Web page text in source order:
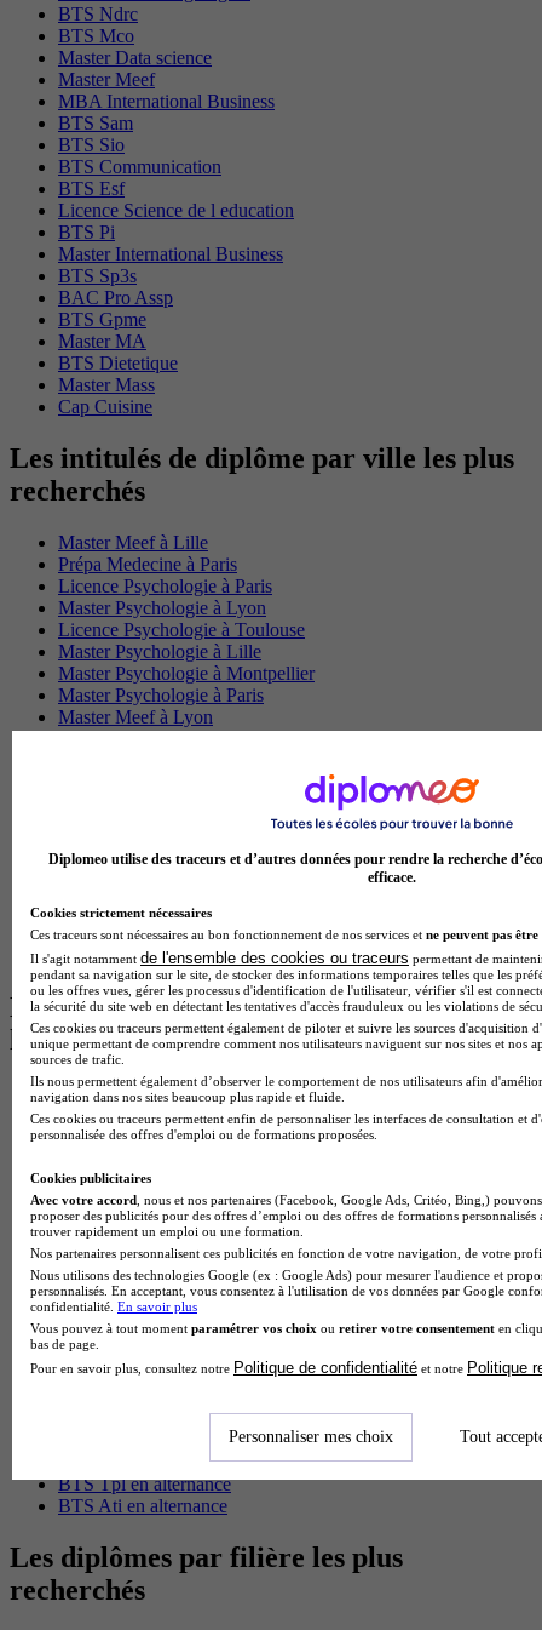
BTS Ndrc
BTS Mco
Master Data science
Master Meef
MBA International Business
BTS Sam
BTS Sio
BTS Communication
BTS Esf
Licence Science de l education
BTS Pi
Master International Business
BTS Sp3s
BAC Pro Assp
BTS Gpme
Master MA
BTS Dietetique
Master Mass
Cap Cuisine
Les intitulés de diplôme par ville les plus
recherchés
Master Meef à Lille
Prépa Medecine à Paris
Licence Psychologie à Paris
Master Psychologie à Lyon
Licence Psychologie à Toulouse
Master Psychologie à Lille
Master Psychologie à Montpellier
Master Psychologie à Paris
Master Meef à Lyon
Master Informatique à Paris
Master Psychologie à Angers
BTS Communication à Lyon
BTS Ndrc à Lyon
Les intitulés de diplôme par alternance
les plus recherchés
BTS Esf en alternance
BTS Dietetique en alternance
BTS Mco en alternance
BTS Sp3s en alternance
Master CCA en alternance
BTS Ndrc en alternance
BTS Sam en alternance
Cap Fleuriste en alternance
BTS Sio en alternance
MSc Marketing Digital en alternance
BTS Gpme en alternance
Cap Electricien en alternance
BTS Gpn en alternance
BAC Pro Agora en alternance
BTS Iris en alternance
BTS Tpl en alternance
BTS Ati en alternance
Les diplômes par filière les plus
recherchés
Diplomeo utilise des traceurs et d’autres données pour rendre la recherche
efficace.
Cookies strictement nécessaires
Ces traceurs sont nécessaires au bon fonctionnement de nos services et ne peuvent pas être
Il s'agit notamment de l'ensemble des cookies ou traceurs permettant de
pendant sa navigation sur le site, de stocker des informations temporaires telles que les
ou les offres vues, gérer les processus d'identification de l'utilisateur, vérifier s'il est
la sécurité du site web en détectant les tentatives d'accès frauduleux ou les violations de
Ces cookies ou traceurs permettent également de piloter et suivre les sources d'acquisition
unique permettant de comprendre comment nos utilisateurs naviguent sur nos sites et nos
sources de trafic.
Ils nous permettent également d’observer le comportement de nos utilisateurs afin
navigation dans nos sites beaucoup plus rapide et fluide.
Ces cookies ou traceurs permettent enfin de personnaliser les interfaces de consultation et
personnalisée des offres d'emploi ou de formations proposées.
Cookies publicitaires
Avec votre accord , nous et nos partenaires (Facebook, Google Ads, Critéo, Bing,)
proposer des publicités pour des offres d’emploi ou des offres de formations
trouver rapidement un emploi ou une formation.
Nos partenaires personnalisent ces publicités en fonction de votre navigation, de votre
Nous utilisons des technologies Google (ex : Google Ads) pour mesurer l'audience et
personnalisés. En acceptant, vous consentez à l'utilisation de vos données par Google
confidentialité. En savoir plus
Vous pouvez à tout moment paramétrer vos choix ou retirer votre consentement en
bas de page.
Pour en savoir plus, consultez notre Politique de confidentialité et notre Politique
Personnaliser mes choix Tout